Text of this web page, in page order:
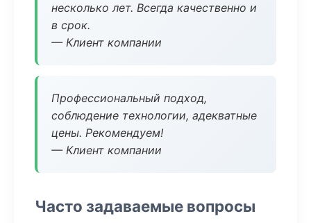
несколько лет. Всегда качественно и
в срок.
— Клиент компании
Профессиональный подход,
соблюдение технологии, адекватные
цены. Рекомендуем!
— Клиент компании
Часто задаваемые вопросы